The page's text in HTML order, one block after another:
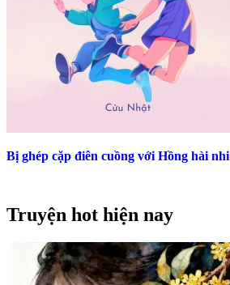
Bị ghép cặp điên cuồng với Hồng hài nhi
Truyện hot hiện nay